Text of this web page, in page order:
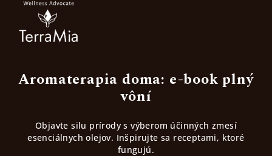
Aromaterapia doma: e-book plný
vôní
Objavte silu prírody s výberom účinných zmesí
esenciálnych olejov. Inšpirujte sa receptami, ktoré
fungujú.